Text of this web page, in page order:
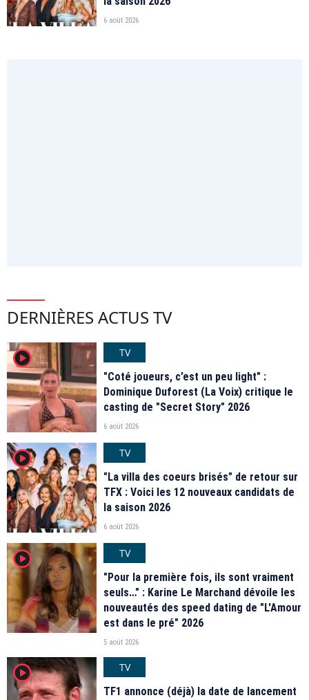
6 août 2026
DERNIÈRES ACTUS TV
player2
TV
"Coté joueurs, c’est un peu light" :
Dominique Duforest (La Voix) critique le
casting de "Secret Story" 2026
6 août 2026
player2
TV
"La villa des coeurs brisés" de retour sur
TFX : Voici les 12 nouveaux candidats de
la saison 2026
6 août 2026
player2
TV
"Pour la première fois, ils sont vraiment
seuls…" : Karine Le Marchand dévoile les
nouveautés des speed dating de "L'Amour
est dans le pré" 2026
5 août 2026
player2
TV
TF1 annonce (déjà) la date de lancement